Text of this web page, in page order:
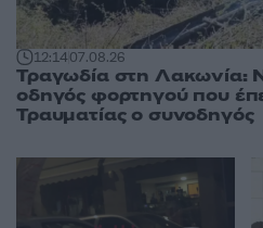
12:1407.08.26
Τραγωδία στη Λακωνία:
οδηγός φορτηγού που
Τραυματίας ο συνοδηγός